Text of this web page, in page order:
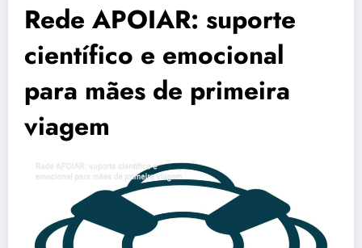
Rede APOIAR: suporte
científico e emocional
para mães de primeira
viagem